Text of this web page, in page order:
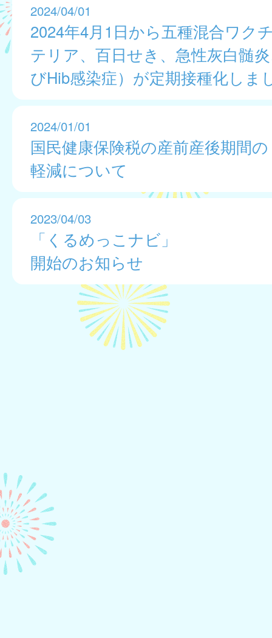
2024/04/01
2024年4月1日から五種混合ワク
テリア、百日せき、急性灰白髄
びHib感染症）が定期接種化しま
2024/01/01
国民健康保険税の産前産後期間の
軽減について
2023/04/03
「くるめっこナビ」
開始のお知らせ